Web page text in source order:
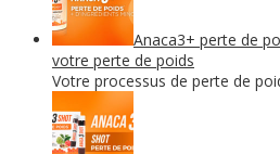
Anaca3+ perte de
votre perte de poids
Votre processus de perte de